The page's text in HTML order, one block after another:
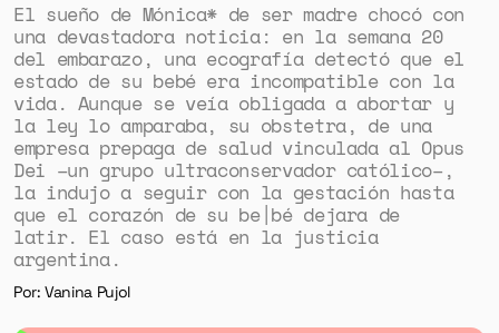
El sueño de Mónica* de ser madre chocó con
una devastadora noticia: en la semana 20
del embarazo, una ecografía detectó que el
estado de su bebé era incompatible con la
vida. Aunque se veía obligada a abortar y
la ley lo amparaba, su obstetra, de una
empresa prepaga de salud vinculada al Opus
Dei –un grupo ultraconservador católico–,
la indujo a seguir con la gestación hasta
que el corazón de su be|bé dejara de
latir. El caso está en la justicia
argentina.
Por: Vanina Pujol